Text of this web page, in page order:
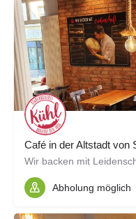
Café in der Altstadt von
Wir backen mit
Abholung möglich